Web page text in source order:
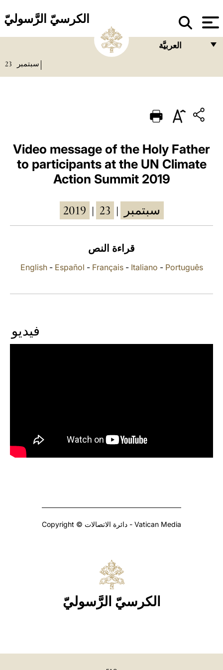
الكرسيّ الرَّسوليّ
العربيَّة
PORTUGUÊS
ESPAÑOL
DEUTSCH
POLSKI
العربيّة
中文
سبتمبر 23
Video message of the Holy Father
to participants at the UN Climate
Action Summit 2019
2019 سبتمبر 23
قراءة النص
English- Español - Français- Italiano - Português
فيديو
Copyright © دائرة الاتصالات - Vatican Media
الكرسيّ الرَّسوليّ